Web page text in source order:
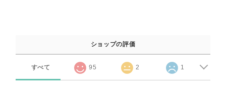
ショップの評価
すべて 95 2 1